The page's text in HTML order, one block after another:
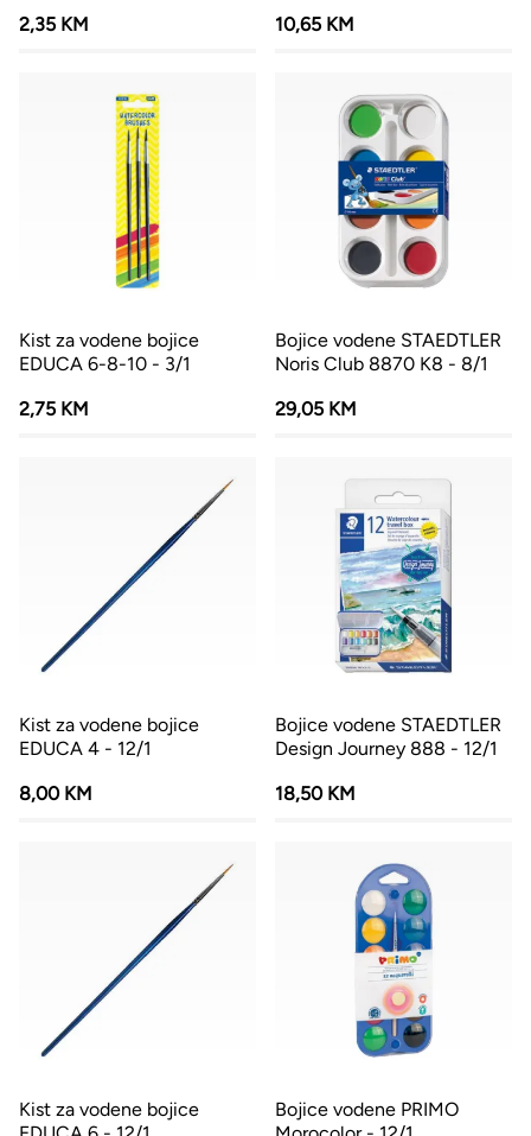
2,35 KM
10,65 KM
Kist za vodene bojice
EDUCA 6-8-10 - 3/1
2,75 KM
Bojice vodene STAEDTLER
Noris Club 8870 K8 - 8/1
29,05 KM
Kist za vodene bojice
EDUCA 4 - 12/1
8,00 KM
Bojice vodene STAEDTLER
Design Journey 888 - 12/1
18,50 KM
Kist za vodene bojice
Bojice vodene PRIMO